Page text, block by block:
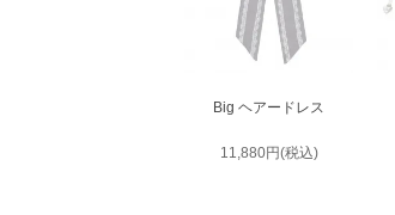
Big ヘアードレス
11,880円(税込)